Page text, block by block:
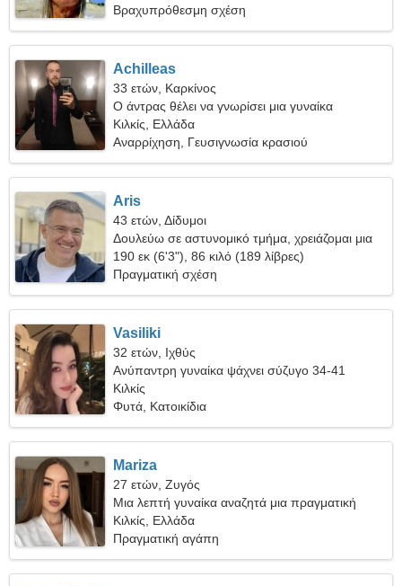
Βραχυπρόθεσμη σχέση
Achilleas
33 ετών, Καρκίνος
Ο άντρας θέλει να γνωρίσει μια γυναίκα
Κιλκίς, Ελλάδα
Αναρρίχηση, Γευσιγνωσία κρασιού
Aris
43 ετών, Δίδυμοι
Δουλεύω σε αστυνομικό τμήμα, χρειάζομαι μια
χαρούμενη γυναίκα
190 εκ (6'3"), 86 κιλό (189 λίβρες)
Πραγματική σχέση
Vasiliki
32 ετών, Ιχθύς
Ανύπαντρη γυναίκα ψάχνει σύζυγο 34-41
Κιλκίς
Φυτά, Κατοικίδια
Mariza
27 ετών, Ζυγός
Μια λεπτή γυναίκα αναζητά μια πραγματική
σχέση
Κιλκίς, Ελλάδα
Πραγματική αγάπη